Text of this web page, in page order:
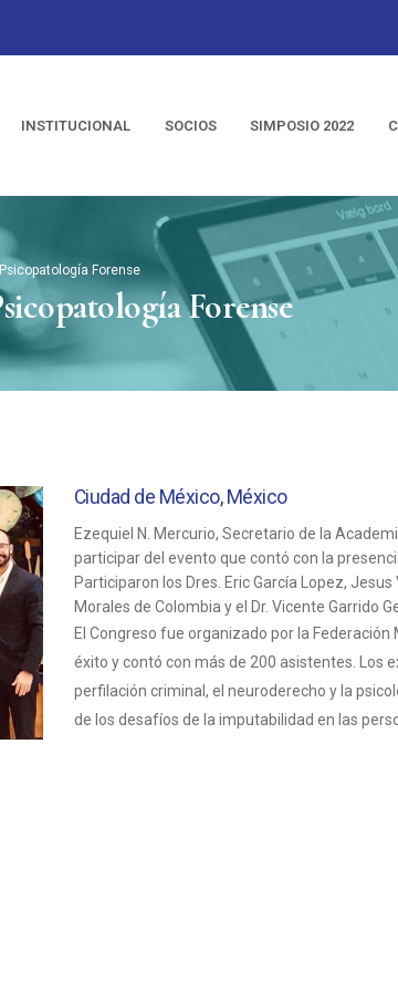
INSTITUCIONAL SOCIOS SIMPOSIO 2022
Forense
Forense
Ciudad de México, México
Ezequiel N. Mercurio, Secretario de la
participar del evento que contó con la
Participaron los Dres. Eric García Lopez,
Morales de Colombia y el Dr. Vicente Garrido
El Congreso fue organizado por la
éxito y contó con más de 200 asistentes. Los
perfilación criminal, el neuroderecho y la
de los desafíos de la imputabilidad en las